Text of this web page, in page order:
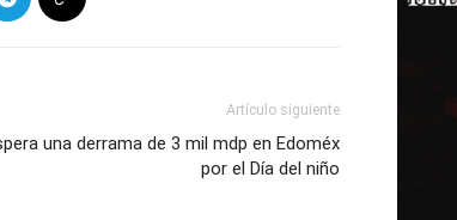
Artículo siguiente
una derrama de 3 mil mdp en Edoméx
por el Día del niño